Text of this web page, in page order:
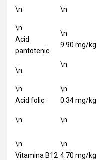
\n \n
\n
Acid
pantotenic
\n
\n
9.90 mg/kg
\n
\n
Acid folic
\n
\n
0.34 mg/kg
\n
\n
Vitamina B12
\n
4.70 mg/kg